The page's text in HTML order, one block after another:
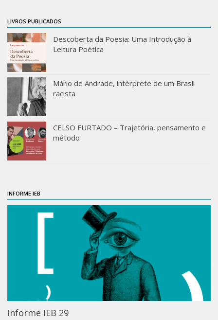
LIVROS PUBLICADOS
Descoberta da Poesia: Uma Introdução à
Leitura Poética
Mário de Andrade, intérprete de um Brasil
racista
CELSO FURTADO – Trajetória, pensamento e
método
INFORME IEB
Informe IEB 29